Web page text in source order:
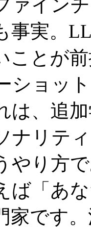
イン
事実。
ことが
ショッ
は、追
ナリテ
やり方
ば「あ
家です